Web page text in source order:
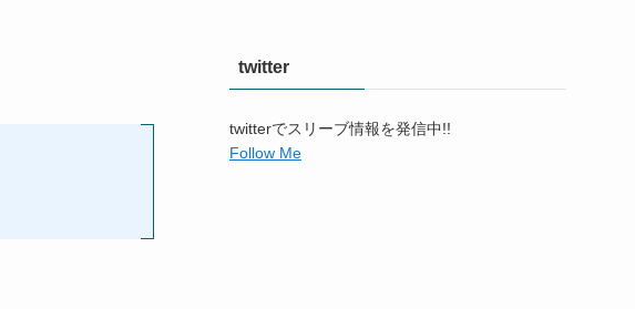
twitter
twitterでスリーブ情報を発信中!!
Follow Me